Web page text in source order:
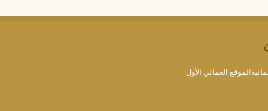
العماني الأول